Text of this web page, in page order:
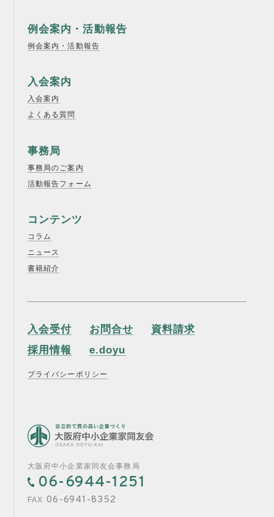
例会案内・活動報告
例会案内・活動報告
入会案内
入会案内
よくある質問
事務局
事務局のご案内
活動報告フォーム
コンテンツ
コラム
ニュース
書籍紹介
入会受付 お問合せ
資料請求
採用情報
e.doyu
プライバシーポリシー
大阪府中小企業家同友会事務局
06-6944-1251
FAX 06-6941-8352